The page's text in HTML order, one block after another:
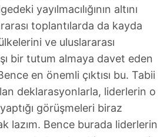
yayılmacılığının altını
toplantılarda da kayda
ve uluslararası
bir tutum almaya davet eden
en önemli çıktısı bu. Tabii
deklarasyonlarla, liderlerin o
görüşmeleri biraz
lazım. Bence burada liderlerin